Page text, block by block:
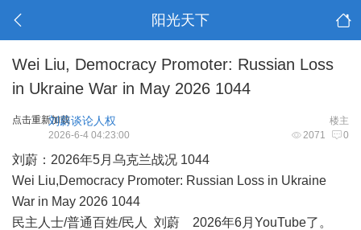
阳光天下
Wei Liu, Democracy Promoter: Russian Loss
in Ukraine War in May 2026 1044
点击重新加载 楼主
刘蔚谈论人权
2071 0
2026-6-4 04:23:00
刘蔚： 2026年5月乌克兰战况 1044
Wei Liu,Democracy Promoter: Russian Loss in Ukraine
War in May 2026 1044
民主人士/普通百姓/民人 刘蔚 2026年6月 YouTube了。